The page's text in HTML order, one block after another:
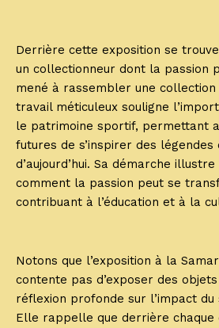
Derrière cette exposition se
un collectionneur dont la passion
mené à rassembler une collection
travail méticuleux souligne
le patrimoine sportif, permettant
futures de s’inspirer des légendes
d’aujourd’hui. Sa démarche
comment la passion peut se
contribuant à l’éducation et à la
Notons que l’exposition à la
contente pas d’exposer des
réflexion profonde sur l’impact
Elle rappelle que derrière chaque